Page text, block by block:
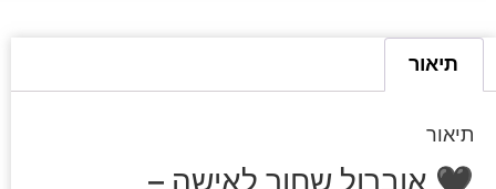
תיאור
תיאור
🖤 אוברול שחור לאישה –